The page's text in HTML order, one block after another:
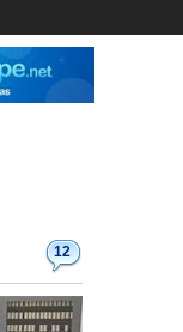
12